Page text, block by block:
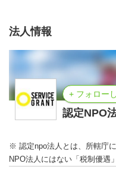
▼開催概要
開催日時：2026年6月24
開催方法：オンライン
参加費：無料
▼当日タイムテーブル（
法人情報
+ フォロー
認定NPO
※ 認定npo法人とは、所轄庁
NPO法人にはない「税制優遇